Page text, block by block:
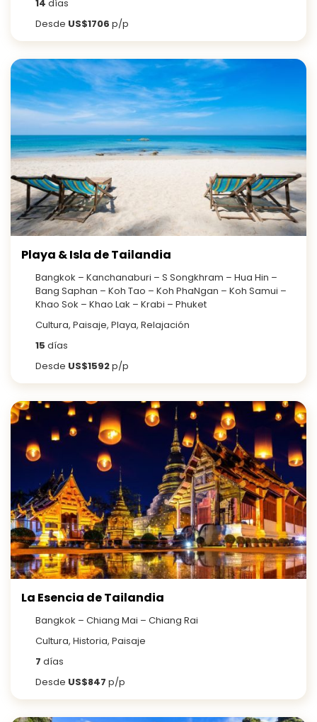
14 días
Desde US$1706 p/p
Playa & Isla de Tailandia
Bangkok – Kanchanaburi – S Songkhram – Hua Hin –
Bang Saphan – Koh Tao – Koh PhaNgan – Koh Samui –
Khao Sok – Khao Lak – Krabi – Phuket
Cultura, Paisaje, Playa, Relajación
15 días
Desde US$1592p/p
La Esencia de Tailandia
Bangkok – Chiang Mai – Chiang Rai
Cultura, Historia, Paisaje
7 días
Desde US$847 p/p